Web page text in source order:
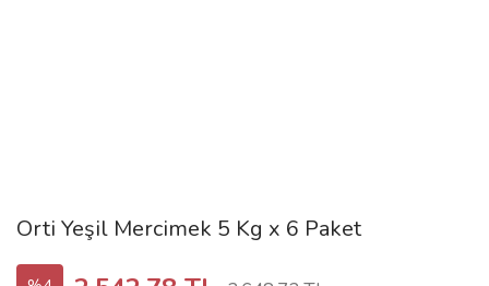
Orti Yeşil Mercimek 5 Kg x 6 Paket